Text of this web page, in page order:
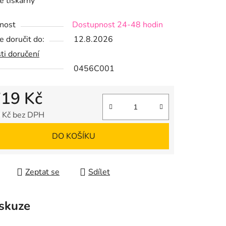
Dostupnost 24-48 hodin
doručit do:
12.8.2026
doručení
0456C001
Kč
bez DPH
DO KOŠÍKU
Zeptat se Sdílet